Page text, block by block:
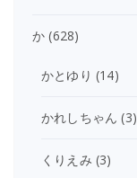
か (628)
かとゆり (14)
かれしちゃん (3)
くりえみ (3)